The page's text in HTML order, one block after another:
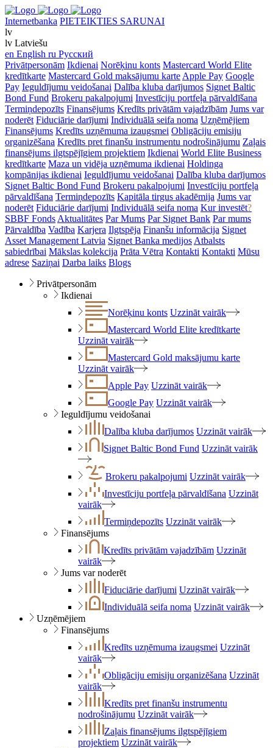
Internetbanka PIETEIKTIES SARUNAI
lv
lv Latviešu
en English ru Русский
Privātpersonām Ikdienai Norēķinu konts Mastercard World Elite
kredītkarte Mastercard Gold maksājumu karte Apple Pay Google
Pay Ieguldījumu veidošanai Dalība kluba darījumos Signet Baltic
Bond Fund Brokeru pakalpojumi Investīciju portfeļa pārvaldīšana
Termiņdepozīts Finansējums Kredīts privātām vajadzībām Jums var
noderēt Fiduciārie darījumi Individuālā seifa noma Uzņēmējiem
Finansējums Kredīts uzņēmuma izaugsmei Obligāciju emisiju
organizēšana Kredīts pret finanšu instrumentu nodrošinājumu Zaļais
finansējums ilgtspējīgiem projektiem Ikdienai World Elite Business
kredītkarte Maza un vidēja uzņēmuma ikdienai Holdinga
kompānijas ikdienai Ieguldījumu veidošanai Dalība kluba darījumos
Signet Baltic Bond Fund Brokeru pakalpojumi Investīciju portfeļa
pārvaldīšana Termiņdepozīts Kapitāla tirgus akadēmija Jums var
noderēt Fiduciārie darījumi Individuālā seifa noma Kur investēt?
SBBF Fonds Aktualitātes Par Mums Par Signet Bank Par mums
Pārvaldība Vadība Karjera Ilgtspēja Finanšu informācija Signet
Asset Management Latvia Signet Banka medijos Atbalsts
sabiedrībai Mākslas kolekcija Prāta Vētra Kontakti Kontakti Mūsu
adrese Saziņai Darba laiks Blogs
Privātpersonām
Ikdienai
Norēķinu konts Uzzināt vairāk
Mastercard World Elite kredītkarte
Uzzināt vairāk
Mastercard Gold maksājumu karte
Uzzināt vairāk
Apple Pay Uzzināt vairāk
Google Pay Uzzināt vairāk
Ieguldījumu veidošanai
Dalība kluba darījumos Uzzināt vairāk
Signet Baltic Bond Fund Uzzināt vairāk
Brokeru pakalpojumi Uzzināt vairāk
Investīciju portfeļa pārvaldīšana Uzzināt
vairāk
Termiņdepozīts Uzzināt vairāk
Finansējums
Kredīts privātām vajadzībām Uzzināt
vairāk
Jums var noderēt
Fiduciārie darījumi Uzzināt vairāk
Individuālā seifa noma Uzzināt vairāk
Uzņēmējiem
Finansējums
Kredīts uzņēmuma izaugsmei Uzzināt
vairāk
Obligāciju emisiju organizēšana Uzzināt
vairāk
Kredīts pret finanšu instrumentu
nodrošinājumu Uzzināt vairāk
Zaļais finansējums ilgtspējīgiem
projektiem Uzzināt vairāk